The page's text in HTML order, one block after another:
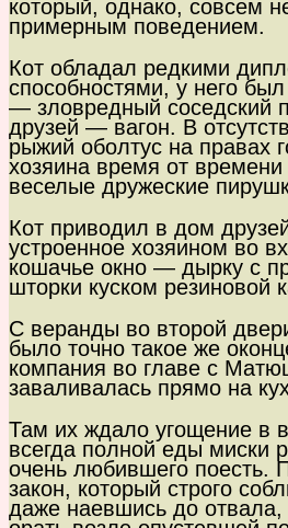
который, однако, совсем
примерным поведением.
Кот обладал редкими
способностями, у него
— зловредный соседский
друзей — вагон. В
рыжий оболтус на правах
хозяина время от
веселые дружеские
Кот приводил в дом
устроенное хозяином во
кошачье окно — дырку с
шторки куском резиновой
С веранды во второй
было точно такое же
компания во главе с
заваливалась прямо на
Там их ждало угощение в
всегда полной еды миски
очень любившего поесть.
закон, который строго
даже наевшись до отвала,